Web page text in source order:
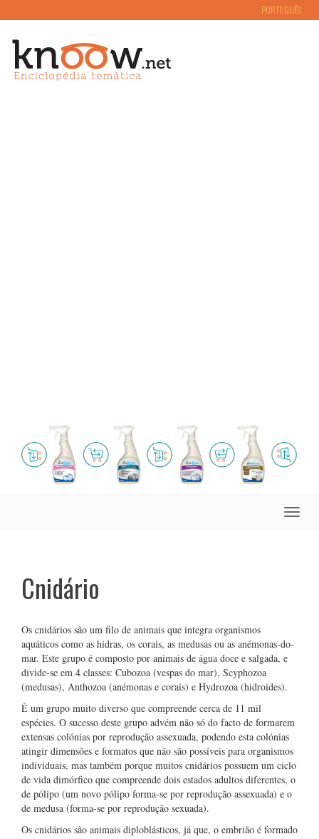
PORTUGUÊS
Toggle
Cnidário
Os cnidários são um filo de animais que integra organismos
aquáticos como as hidras, os corais, as medusas ou as anémonas-do-
mar. Este grupo é composto por animais de água doce e salgada, e
divide-se em 4 classes: Cubozoa (vespas do mar), Scyphozoa
(medusas), Anthozoa (anémonas e corais) e Hydrozoa (hidroides).
É um grupo muito diverso que compreende cerca de 11 mil
espécies. O sucesso deste grupo advém não só do facto de formarem
extensas colónias por reprodução assexuada, podendo esta colónias
atingir dimensões e formatos que não são possíveis para organismos
individuais, mas também porque muitos cnidários possuem um ciclo
de vida dimórfico que compreende dois estados adultos diferentes, o
de pólipo (um novo pólipo forma-se por reprodução assexuada) e o
de medusa (forma-se por reprodução sexuada).
Os cnidários são animais diploblásticos, já que, o embrião é formado